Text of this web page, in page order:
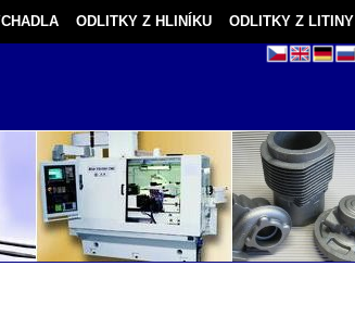
ODLITKY Z HLINÍKU ODLITKY Z LITINY